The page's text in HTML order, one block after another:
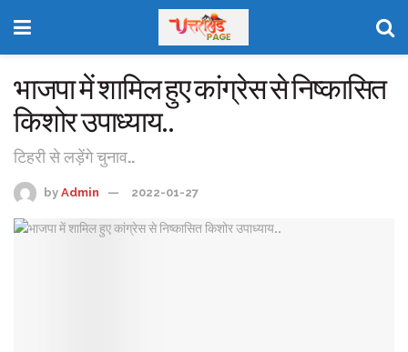
भाजपा में शामिल हुए कांग्रेस से निष्कासित
किशोर उपाध्याय..
टिहरी से लड़ेंगे चुनाव..
by Admin 2022-01-27